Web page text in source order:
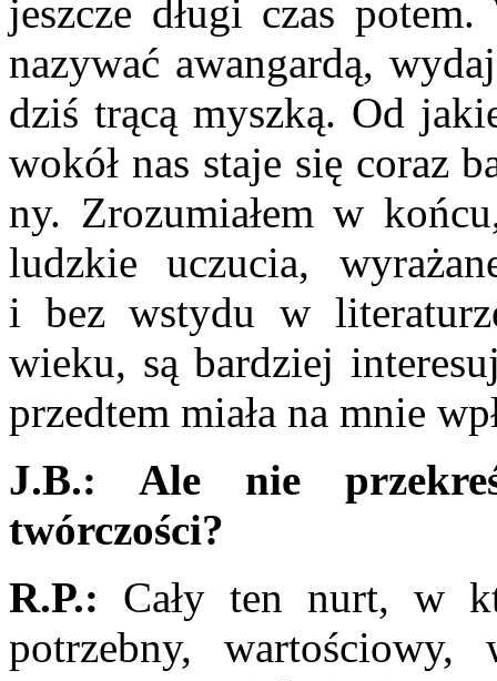
jeszcze długi czas
nazy­wać awangardą,
dziś trącą myszką. Od
wokół nas staje się coraz
ny. Zrozumiałem w
ludzkie uczucia,
i bez wstydu w
wieku, są bardziej
przedtem miała na mnie
J.B.:
Ale nie
twórczości?
R.P.: Cały ten nurt, w
potrzebny,